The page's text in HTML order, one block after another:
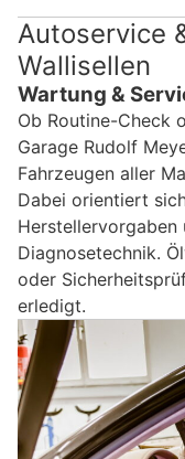
Autoservice
Wallisellen
Wartung &
Ob Routine-Check
Garage Rudolf
Fahrzeugen aller
Dabei orientiert
Diagnosetechnik.
oder
erledigt.